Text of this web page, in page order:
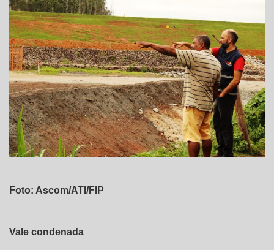
Foto: Ascom/ATI/FIP
Vale condenada